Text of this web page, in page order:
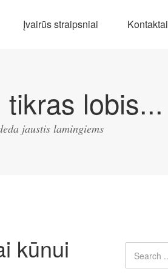
Įvairūs straipsniai Kontaktai
lobis...
jaustis lamingiems
kūnui